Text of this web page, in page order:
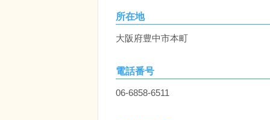
所在地
大阪府豊中市本町
電話番号
06-6858-6511